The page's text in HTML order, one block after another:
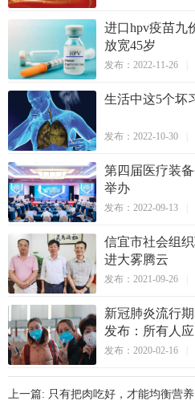
进口hpv疫苗九
放宽45岁
发布：2022-11-26
生活中这5个坏
发布：2022-10-30
第四届医疗装
举办
发布：2022-09-13
信宜市社会组
进大雾腾云
发布：2021-09-26
新冠肺炎流行
发布：所有人
发布：2020-02-16
上一篇: 只有把肉吃好，才能均衡营养